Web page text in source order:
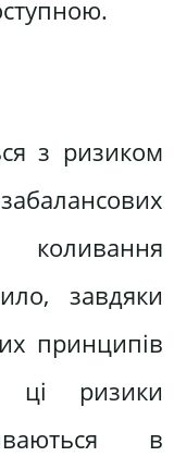
з ризиком
завдяки
принципів
ці ризики
в